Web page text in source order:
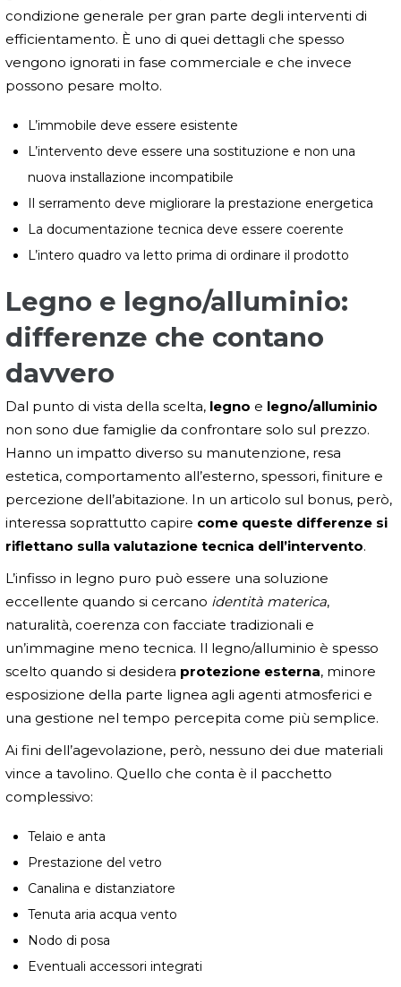
condizione generale per gran parte degli interventi di
efficientamento. È uno di quei dettagli che spesso
vengono ignorati in fase commerciale e che invece
possono pesare molto.
L’immobile deve essere esistente
L’intervento deve essere una sostituzione e non una
nuova installazione incompatibile
Il serramento deve migliorare la prestazione energetica
La documentazione tecnica deve essere coerente
L’intero quadro va letto prima di ordinare il prodotto
Legno e legno/alluminio:
differenze che contano
davvero
Dal punto di vista della scelta, legno e legno/alluminio
non sono due famiglie da confrontare solo sul prezzo.
Hanno un impatto diverso su manutenzione, resa
estetica, comportamento all’esterno, spessori, finiture e
percezione dell’abitazione. In un articolo sul bonus, però,
interessa soprattutto capire come queste differenze si
riflettano sulla valutazione tecnica dell’intervento.
L’infisso in legno puro può essere una soluzione
eccellente quando si cercano identità materica,
naturalità, coerenza con facciate tradizionali e
un’immagine meno tecnica. Il legno/alluminio è spesso
scelto quando si desidera protezione esterna, minore
esposizione della parte lignea agli agenti atmosferici e
una gestione nel tempo percepita come più semplice.
Ai fini dell’agevolazione, però, nessuno dei due materiali
vince a tavolino. Quello che conta è il pacchetto
complessivo:
Telaio e anta
Prestazione del vetro
Canalina e distanziatore
Tenuta aria acqua vento
Nodo di posa
Eventuali accessori integrati